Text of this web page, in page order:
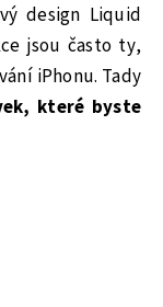
design Liquid
jsou často ty,
iPhonu. Tady
které byste